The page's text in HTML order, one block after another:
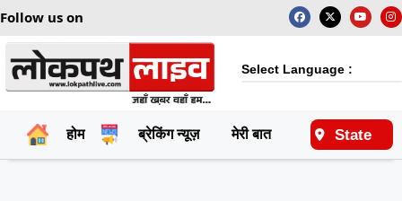
Follow us on
Select Language :
होम ब्रेकिंग न्यूज़ मेरी बात राष्ट्रीय
State